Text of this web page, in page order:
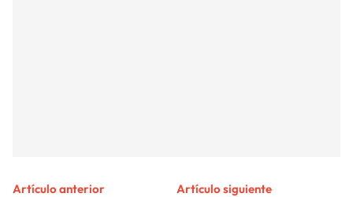
Artículo anterior Artículo siguiente